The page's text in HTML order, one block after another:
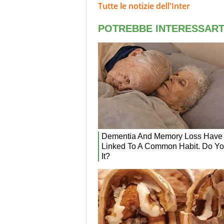
Tutte le notizie dell'Inter